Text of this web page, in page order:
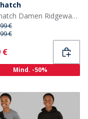
Crosshatch Damen Ridgeway Sneaker Schwarz
€
€
€
Mind. -50%